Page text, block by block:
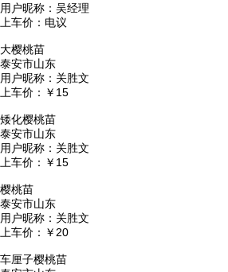
用户昵称： 吴经理
上车价： 电议
大樱桃苗
泰安市山东
用户昵称： 关胜文
上车价： ￥15
矮化樱桃苗
泰安市山东
用户昵称： 关胜文
上车价： ￥15
樱桃苗
泰安市山东
用户昵称： 关胜文
上车价： ￥20
车厘子樱桃苗